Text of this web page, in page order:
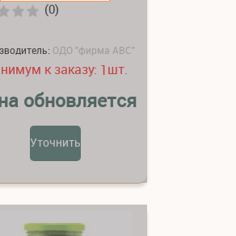
(0)
ОДО "фирма АВС"
к заказу: 1шт.
обновляется
Уточнить